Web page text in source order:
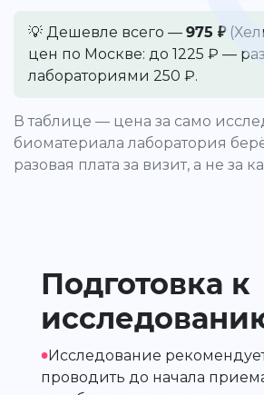
💡 Дешевле всего — 975 ₽
цен по Москве: до 1225 ₽ —
лабораториями 250 ₽.
В таблице — цена за само
биоматериала лаборатория
разовая плата за визит, а не за
Подготовка к
•Исследование
проводить до начала